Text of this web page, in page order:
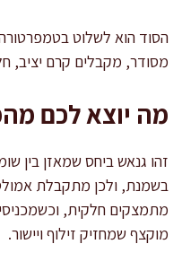
הסוד הוא לשלוט
מסודר, מקבלים קרם יציב,
מה יוצא לכם
זהו גנאש ביחס שמאזן בין
בשמנת, ולכן מתקבלת
מתמצקים חלקית,
מוקצף שמחזיק זילוף ויישור.